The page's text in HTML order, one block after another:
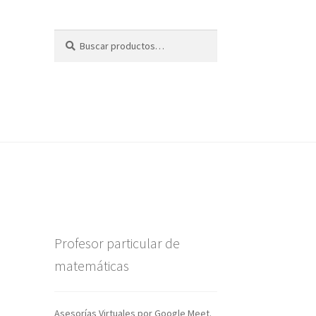
por:
Profesor particular de
matemáticas